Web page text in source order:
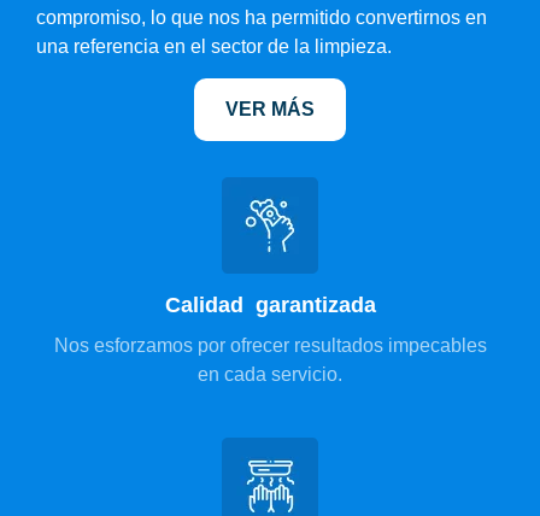
compromiso, lo que nos ha permitido convertirnos en
una referencia en el sector de la limpieza.
VER MÁS
Calidad garantizada
Nos esforzamos por ofrecer resultados impecables
en cada servicio.